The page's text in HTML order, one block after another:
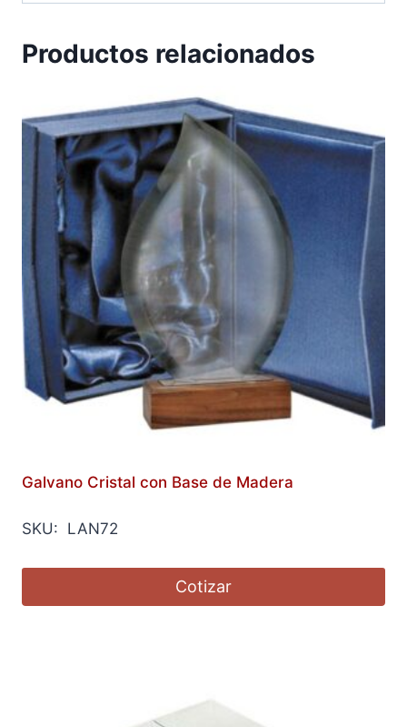
Productos relacionados
Galvano Cristal con Base de Madera
SKU: LAN72
Cotizar